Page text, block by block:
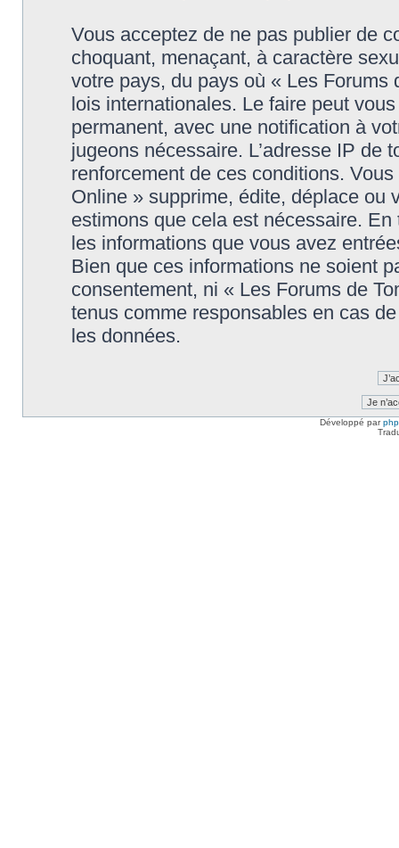
Vous acceptez de ne pas publier de
choquant, menaçant, à caractère
votre pays, du pays où « Les
lois internationales. Le faire peut
permanent, avec une notification à
jugeons nécessaire. L’adresse IP de
renforcement de ces conditions.
Online » supprime, édite, déplace ou
estimons que cela est nécessaire.
les informations que vous avez
Bien que ces informations ne soient
consentement, ni « Les Forums de
tenus comme responsables en cas
les données.
Développé par